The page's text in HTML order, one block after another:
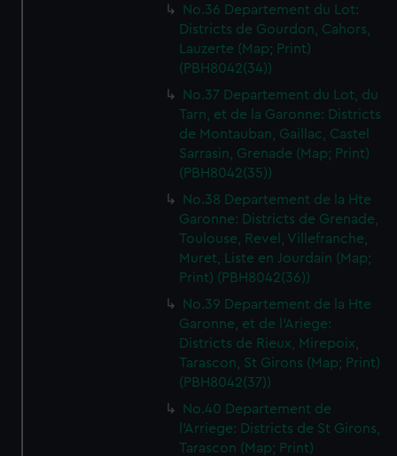
No.36 Departement du Lot:
Districts de Gourdon, Cahors,
Lauzerte (Map; Print)
(PBH8042(34))
No.37 Departement du Lot, du
Tarn, et de la Garonne: Districts
de Montauban, Gaillac, Castel
Sarrasin, Grenade (Map; Print)
(PBH8042(35))
No.38 Departement de la Hte
Garonne: Districts de Grenade,
Toulouse, Revel, Villefranche,
Muret, Liste en Jourdain (Map;
Print) (PBH8042(36))
No.39 Departement de la Hte
Garonne, et de l'Ariege:
Districts de Rieux, Mirepoix,
Tarascon, St Girons (Map; Print)
(PBH8042(37))
No.40 Departement de
l'Arriege: Districts de St Girons,
Tarascon (Map; Print)